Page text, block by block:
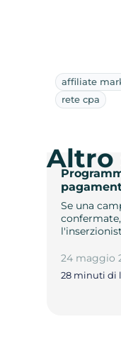
affiliate
rete cpa
Se una
24 maggio
28 minuti di
Altro